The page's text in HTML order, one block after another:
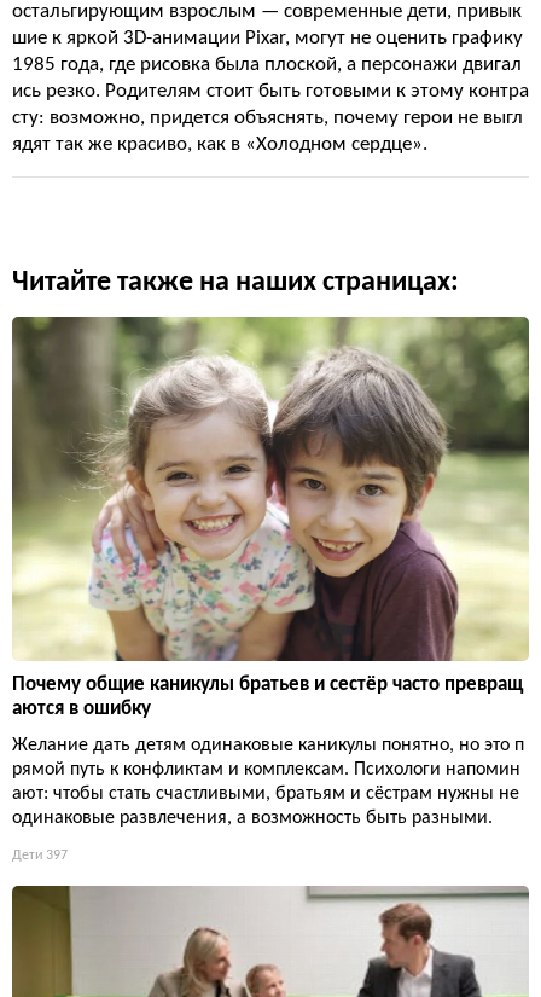
остальгирующим взрослым — современные дети, привык
шие к яркой 3D-анимации Pixar, могут не оценить графику
1985 года, где рисовка была плоской, а персонажи двигал
ись резко. Родителям стоит быть готовыми к этому контра
сту: возможно, придется объяснять, почему герои не выгл
ядят так же красиво, как в «Холодном сердце».
Читайте также на наших страницах:
Почему общие каникулы братьев и сестёр часто превращ
аются в ошибку
Желание дать детям одинаковые каникулы понятно, но это п
рямой путь к конфликтам и комплексам. Психологи напомин
ают: чтобы стать счастливыми, братьям и сёстрам нужны не
одинаковые развлечения, а возможность быть разными.
Дети 397